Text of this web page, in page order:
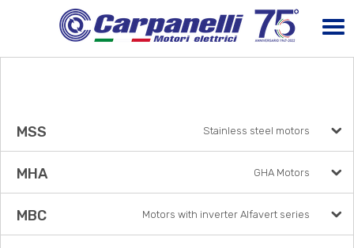
MSS Stainless steel motors
MHA GHA Motors
MBC Motors with inverter Alfavert series